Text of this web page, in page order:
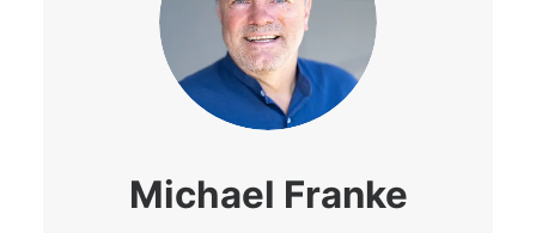
Michael Franke